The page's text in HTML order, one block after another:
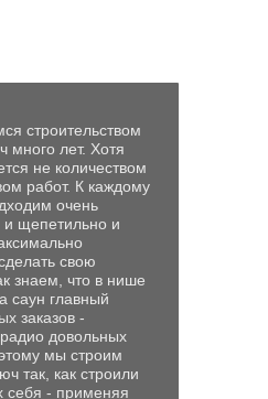
строительством
много лет. Хотя
не количеством
работ. К каждому
очень
и щепетильно и
свою
знаем, что в нише
саун главный
заказов -
довольных
мы строим
так, как строили
себя - применяя